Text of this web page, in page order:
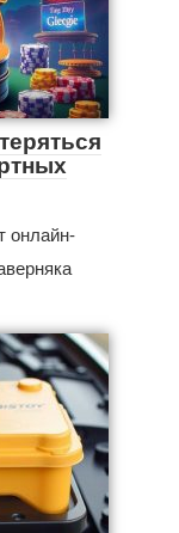
онлайн-